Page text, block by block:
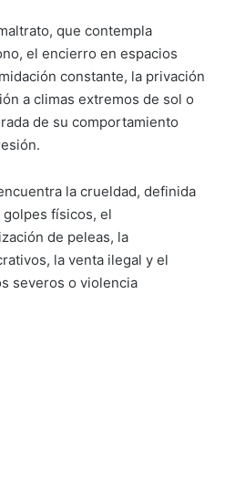
que contempla
el encierro en espacios
constante, la privación
a climas extremos de sol o
de su comportamiento
la crueldad, definida
físicos, el
de peleas, la
la venta ilegal y el
severos o violencia